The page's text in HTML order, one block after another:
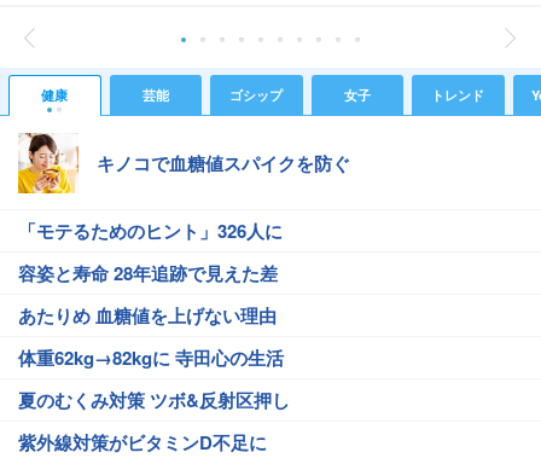
健康 芸能 ゴシップ 女子 トレンド
キノコで血糖値スパイクを防ぐ
「モテるためのヒント」326人に
容姿と寿命 28年追跡で見えた差
あたりめ 血糖値を上げない理由
体重62kg→82kgに 寺田心の生活
夏のむくみ対策 ツボ&反射区押し
紫外線対策がビタミンD不足に